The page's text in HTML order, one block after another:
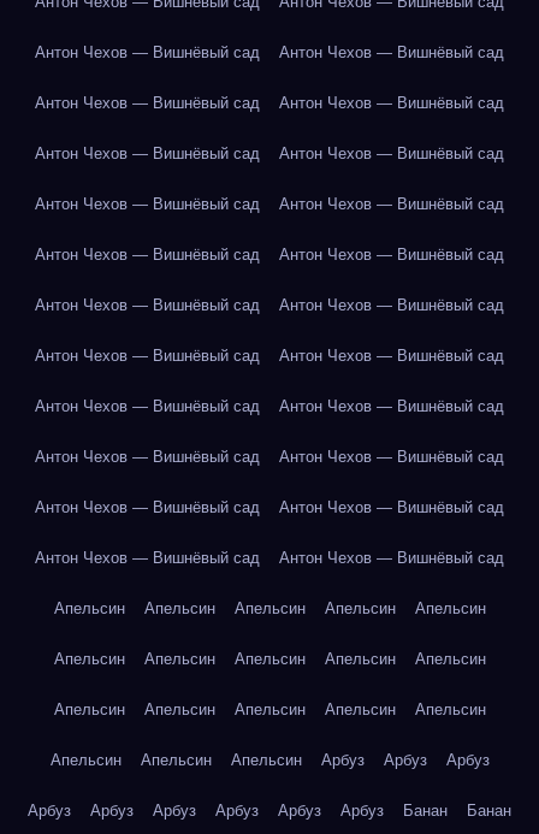
Антон Чехов — Вишнёвый сад Антон Чехов — Вишнёвый сад
Антон Чехов — Вишнёвый сад Антон Чехов — Вишнёвый сад
Антон Чехов — Вишнёвый сад Антон Чехов — Вишнёвый сад
Антон Чехов — Вишнёвый сад Антон Чехов — Вишнёвый сад
Антон Чехов — Вишнёвый сад Антон Чехов — Вишнёвый сад
Антон Чехов — Вишнёвый сад Антон Чехов — Вишнёвый сад
Антон Чехов — Вишнёвый сад Антон Чехов — Вишнёвый сад
Антон Чехов — Вишнёвый сад Антон Чехов — Вишнёвый сад
Антон Чехов — Вишнёвый сад Антон Чехов — Вишнёвый сад
Антон Чехов — Вишнёвый сад Антон Чехов — Вишнёвый сад
Антон Чехов — Вишнёвый сад Антон Чехов — Вишнёвый сад
Апельсин Апельсин Апельсин Апельсин Апельсин
Апельсин Апельсин Апельсин Апельсин Апельсин
Апельсин Апельсин Апельсин Апельсин Апельсин
Апельсин Апельсин Апельсин Арбуз Арбуз Арбуз
Арбуз Арбуз Арбуз Арбуз Арбуз Арбуз Банан Банан